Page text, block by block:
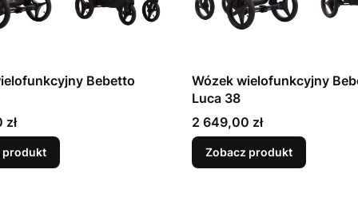
Bebetto
produkt
Wózek wielofunkcyjny
Luca 38
Cena
2 649,00 zł
Zobacz produkt